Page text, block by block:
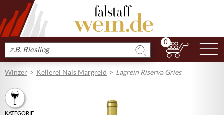
Produkt
suchen
0
Winzer Kellerei Nals Margreid Lagrein Riserva Gries
KATEGORIE